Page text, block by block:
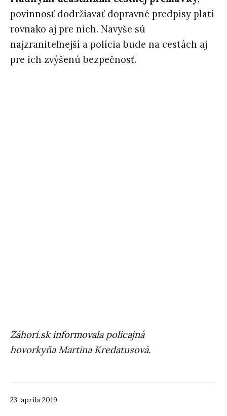
23. apríla 2019
povinnosť dodržiavať dopravné predpisy platí
rovnako aj pre nich. Navyše sú
najzraniteľnejší a polícia bude na cestách aj
pre ich zvýšenú bezpečnosť.
Záhorí.sk informovala policajná
hovorkyňa Martina Kredatusová.